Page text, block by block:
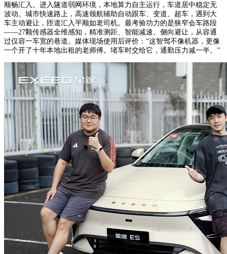
顺畅汇入。进入隧道弱网环境，本地算力自主运行，车道居中稳定无
波动。城市快速路上，高速领航辅助自动跟车、变道、超车，遇到大
车主动避让，匝道汇入平顺如老司机。最考验功力的是狭窄会车路段
——27颗传感器全维感知，精准测距、智能减速、侧向避让，从容通
过仅容一车宽的巷道。媒体现场使用后评价：“这智驾不像机器，更像
一个开了十年本地出租的老师傅。堵车时交给它，通勤压力减一半。”